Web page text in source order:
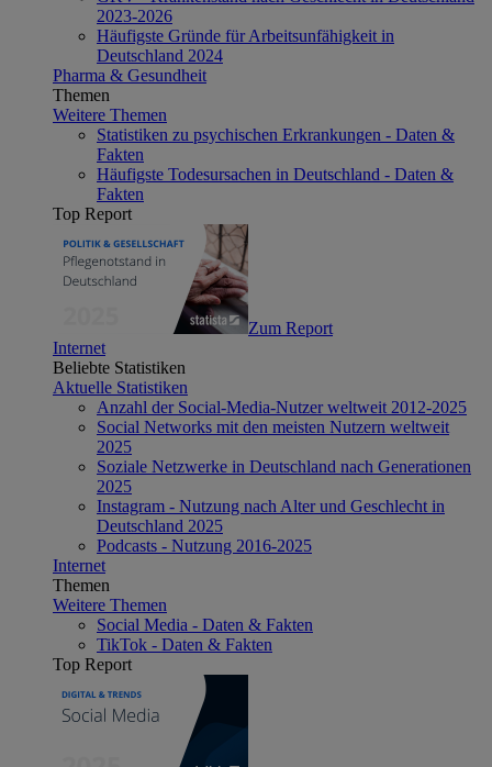
2023-2026
Häufigste Gründe für Arbeitsunfähigkeit in
Deutschland 2024
Pharma & Gesundheit
Themen
Weitere Themen
Statistiken zu psychischen Erkrankungen - Daten &
Fakten
Häufigste Todesursachen in Deutschland - Daten &
Fakten
Top Report
Zum Report
Internet
Beliebte Statistiken
Aktuelle Statistiken
Anzahl der Social-Media-Nutzer weltweit 2012-2025
Social Networks mit den meisten Nutzern weltweit
2025
Soziale Netzwerke in Deutschland nach Generationen
2025
Instagram - Nutzung nach Alter und Geschlecht in
Deutschland 2025
Podcasts - Nutzung 2016-2025
Internet
Themen
Weitere Themen
Social Media - Daten & Fakten
TikTok - Daten & Fakten
Top Report